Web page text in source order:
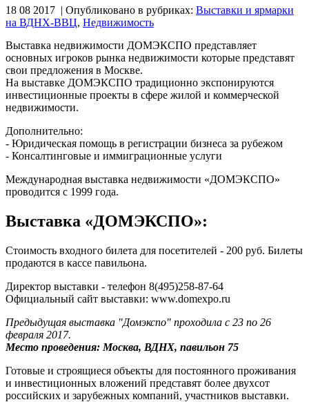
18 08 2017 | Опубликовано в рубриках: Выставки и ярмарки
на ВДНХ-ВВЦ, Недвижимость
Выставка недвижимости ДОМЭКСПО представляет
основных игроков рынка недвижимости которые представят
свои предложения в Москве.
На выставке ДОМЭКСПО традиционно экспонируются
инвестиционные проекты в сфере жилой и коммерческой
недвижимости.
Дополнительно:
- Юридическая помощь в регистрации бизнеса за рубежом
- Консалтинговые и иммиграционные услуги
Международная выставка недвижимости «ДОМЭКСПО»
проводится с 1999 года.
Выставка «ДОМЭКСПО»:
Стоимость входного билета для посетителей - 200 руб. Билеты
продаются в кассе павильона.
Директор выставки - телефон 8(495)258-87-64
Официальный сайт выставки: www.domexpo.ru
Предыдущая выставка "Домэкспо" проходила с 23 по 26
февраля 2017.
Место проведения: Москва, ВДНХ, павильон 75
Готовые и строящиеся объекты для постоянного проживания
и инвестиционных вложений представят более двухсот
российских и зарубежных компаний, участников выставки.